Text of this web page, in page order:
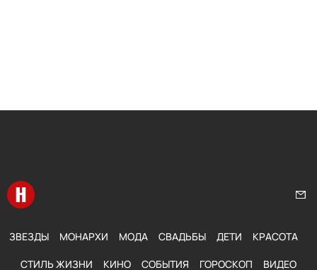
Перейти на главную
ЗВЕЗДЫ МОНАРХИ МОДА СВАДЬБЫ ДЕТИ КРАСОТА
СТИЛЬ ЖИЗНИ КИНО СОБЫТИЯ ГОРОСКОП ВИДЕО